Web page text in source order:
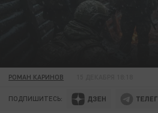
РОМАН КАРИНОВ
ПОДПИШИТЕСЬ: